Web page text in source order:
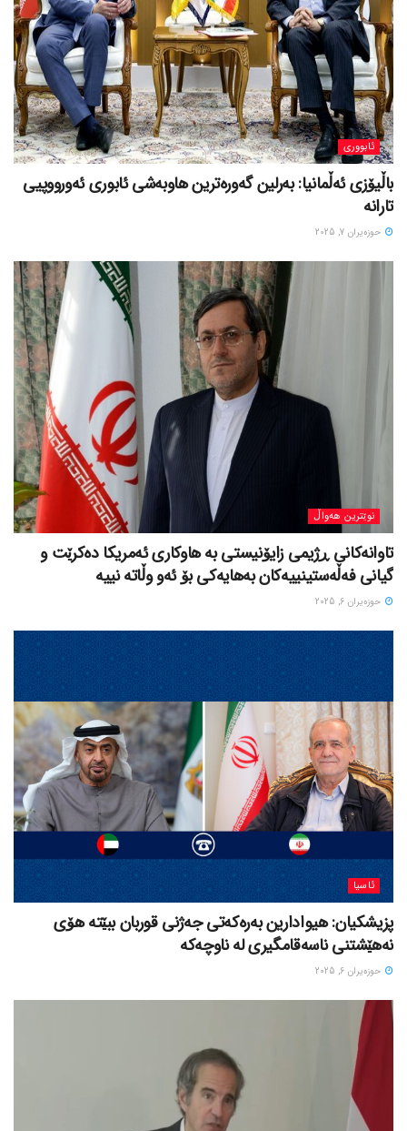
ئابووری
باڵیۆزی ئەڵمانیا: بەرلین گەورەترین هاوبەشی ئابوری ئەورووپیی
تارانە
حوزه‌یران 7, 2025
نوێترین هەواڵ
تاوانەکانی ڕژیمی زایۆنیستی بە هاوکاری ئەمریکا دەکرێت و
گیانی فەڵەستینییەکان بەهایەکی بۆ ئەو وڵاتە نییە
حوزه‌یران 6, 2025
ئاسیا
پزیشکیان: هیوادارین بەرەکەتی جەژنی قوربان ببێتە هۆی
نەهێشتنی ناسەقامگیری لە ناوچەکە
حوزه‌یران 6, 2025